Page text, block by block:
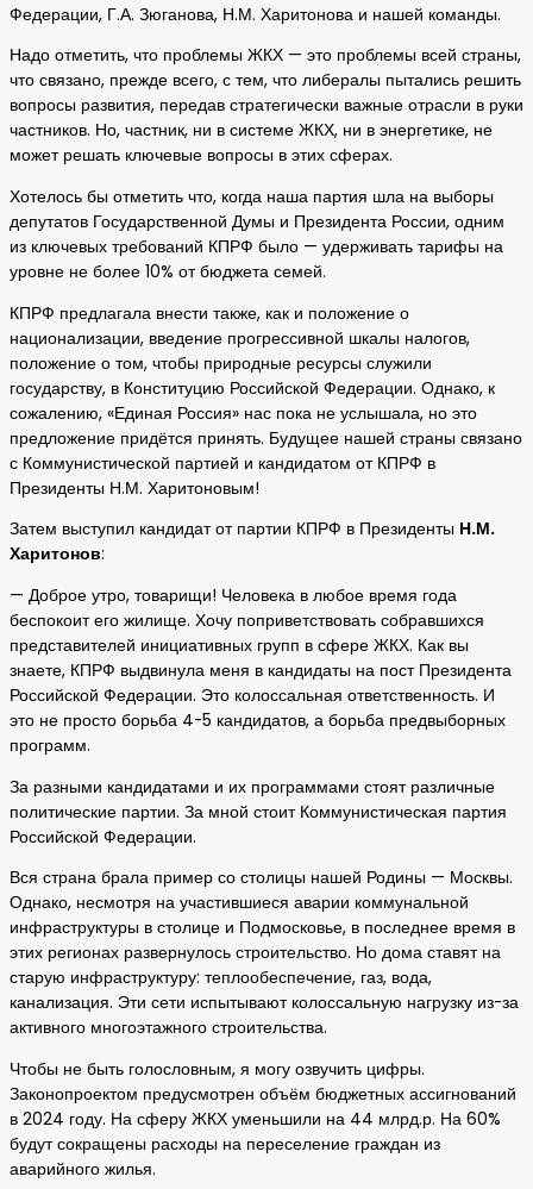
Федерации, Г.А. Зюганова, Н.М. Харитонова и нашей команды.
Надо отметить, что проблемы ЖКХ — это проблемы всей страны,
что связано, прежде всего, с тем, что либералы пытались решить
вопросы развития, передав стратегически важные отрасли в руки
частников. Но, частник, ни в системе ЖКХ, ни в энергетике, не
может решать ключевые вопросы в этих сферах.
Хотелось бы отметить что, когда наша партия шла на выборы
депутатов Государственной Думы и Президента России, одним
из ключевых требований КПРФ было — удерживать тарифы на
уровне не более 10% от бюджета семей.
КПРФ предлагала внести также, как и положение о
национализации, введение прогрессивной шкалы налогов,
положение о том, чтобы природные ресурсы служили
государству, в Конституцию Российской Федерации. Однако, к
сожалению, «Единая Россия» нас пока не услышала, но это
предложение придётся принять. Будущее нашей страны связано
с Коммунистической партией и кандидатом от КПРФ в
Президенты Н.М. Харитоновым!
Затем выступил кандидат от партии КПРФ в Президенты Н.М.
Харитонов:
— Доброе утро, товарищи! Человека в любое время года
беспокоит его жилище. Хочу поприветствовать собравшихся
представителей инициативных групп в сфере ЖКХ. Как вы
знаете, КПРФ выдвинула меня в кандидаты на пост Президента
Российской Федерации. Это колоссальная ответственность. И
это не просто борьба 4-5 кандидатов, а борьба предвыборных
программ.
За разными кандидатами и их программами стоят различные
политические партии. За мной стоит Коммунистическая партия
Российской Федерации.
Вся страна брала пример со столицы нашей Родины — Москвы.
Однако, несмотря на участившиеся аварии коммунальной
инфраструктуры в столице и Подмосковье, в последнее время в
этих регионах развернулось строительство. Но дома ставят на
старую инфраструктуру: теплообеспечение, газ, вода,
канализация. Эти сети испытывают колоссальную нагрузку из-за
активного многоэтажного строительства.
Чтобы не быть голословным, я могу озвучить цифры.
Законопроектом предусмотрен объём бюджетных ассигнований
в 2024 году. На сферу ЖКХ уменьшили на 44 млрд.р. На 60%
будут сокращены расходы на переселение граждан из
аварийного жилья.